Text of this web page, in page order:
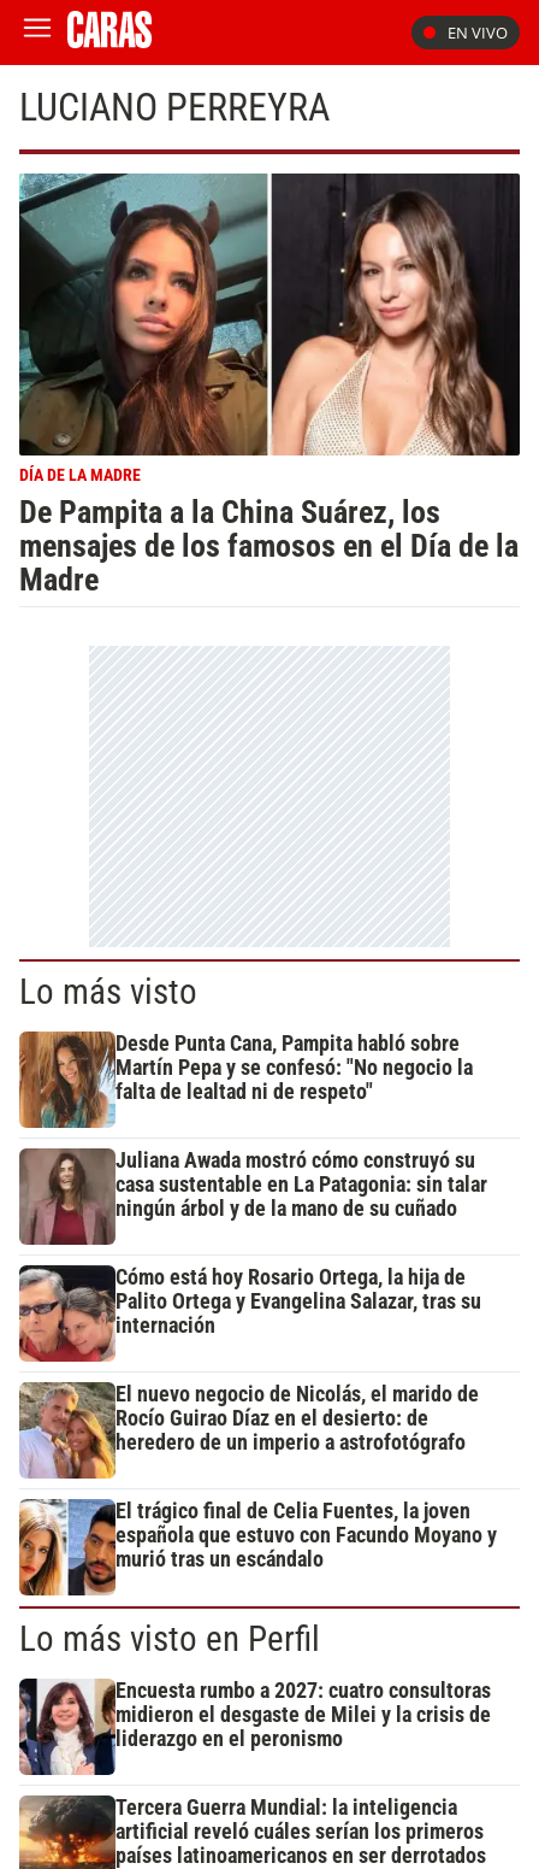
EN VIVO
LUCIANO PERREYRA
DÍA DE LA MADRE
De Pampita a la China Suárez, los
mensajes de los famosos en el Día de la
Madre
Lo más visto
Desde Punta Cana, Pampita habló sobre
Martín Pepa y se confesó: "No negocio la
falta de lealtad ni de respeto"
Juliana Awada mostró cómo construyó su
casa sustentable en La Patagonia: sin talar
ningún árbol y de la mano de su cuñado
Cómo está hoy Rosario Ortega, la hija de
Palito Ortega y Evangelina Salazar, tras su
internación
El nuevo negocio de Nicolás, el marido de
Rocío Guirao Díaz en el desierto: de
heredero de un imperio a astrofotógrafo
El trágico final de Celia Fuentes, la joven
española que estuvo con Facundo Moyano y
murió tras un escándalo
Lo más visto en Perfil
Encuesta rumbo a 2027: cuatro consultoras
midieron el desgaste de Milei y la crisis de
liderazgo en el peronismo
Tercera Guerra Mundial: la inteligencia
artificial reveló cuáles serían los primeros
países latinoamericanos en ser derrotados